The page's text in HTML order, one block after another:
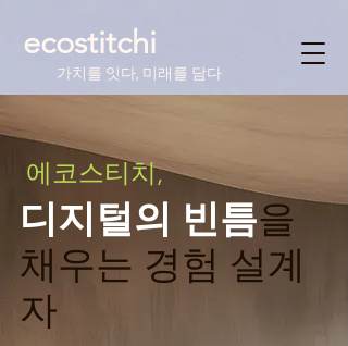
ecostitchi
가치를 잇다, 미래를 담다
에코스티치,
디지털의 빈틈을
채우는 경험 설계
자